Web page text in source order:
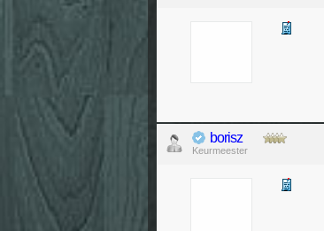
borisz
Keurmeester